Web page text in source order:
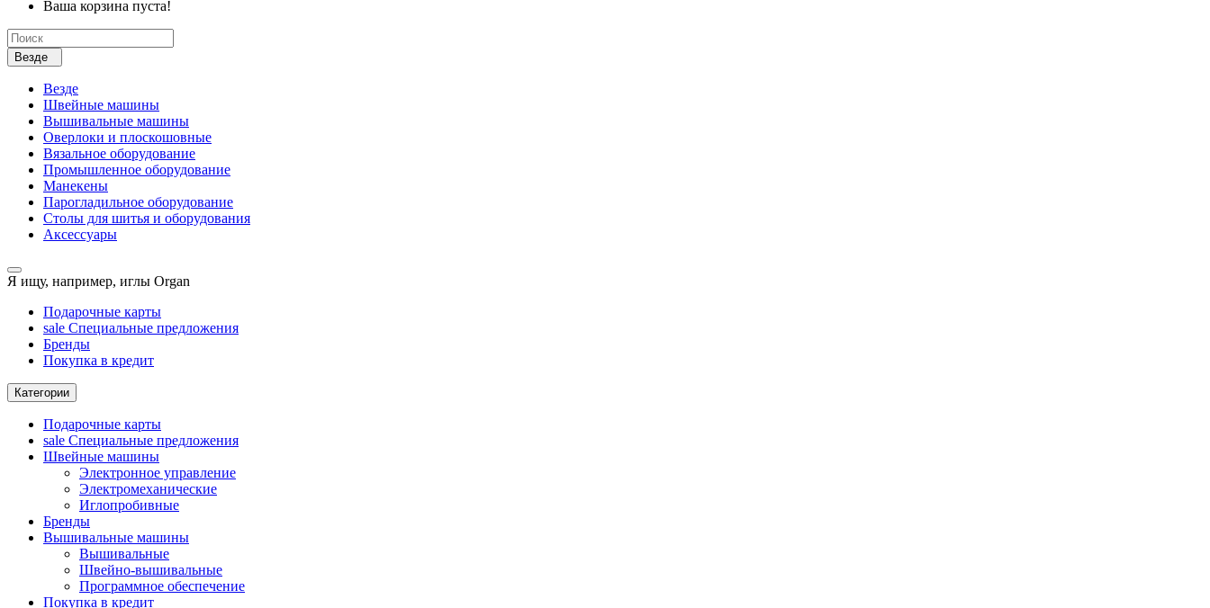
Ваша корзина пуста!
Везде
Везде
Швейные машины
Вышивальные машины
Оверлоки и плоскошовные
Вязальное оборудование
Промышленное оборудование
Манекены
Парогладильное оборудование
Столы для шитья и оборудования
Аксессуары
Я ищу, например, иглы Organ
Подарочные карты
sale Специальные предложения
Бренды
Покупка в кредит
Категории
Подарочные карты
sale Специальные предложения
Швейные машины
Электронное управление
Электромеханические
Иглопробивные
Бренды
Вышивальные машины
Вышивальные
Швейно-вышивальные
Программное обеспечение
Покупка в кредит